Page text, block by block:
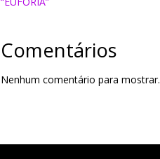
Comentários
Nenhum comentário para mostrar.